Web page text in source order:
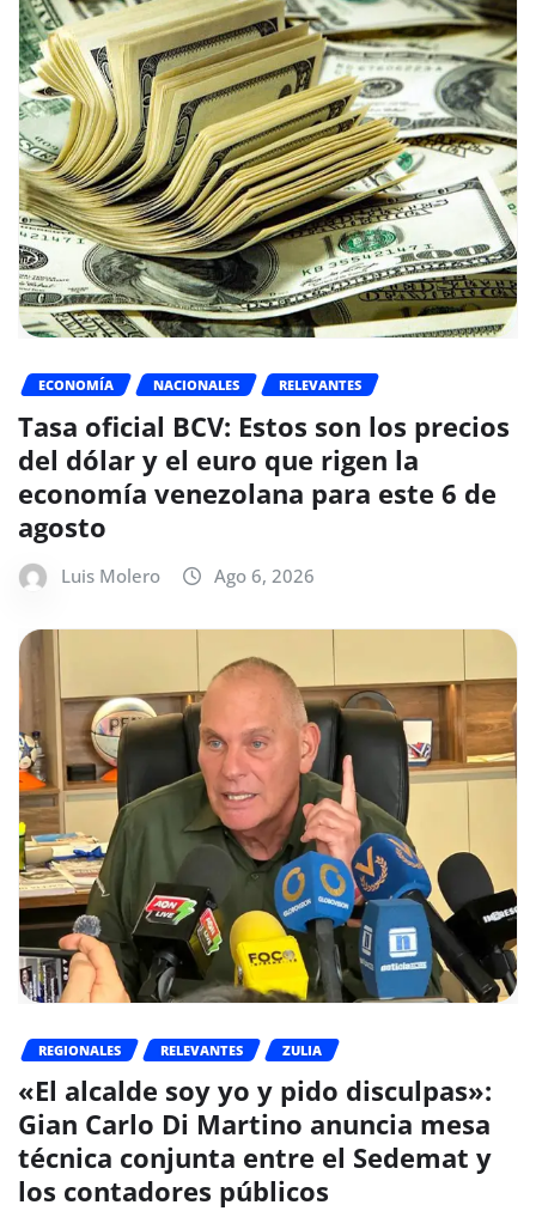
ECONOMÍA NACIONALES RELEVANTES
Tasa oficial BCV: Estos son los precios
del dólar y el euro que rigen la
economía venezolana para este 6 de
agosto
Luis Molero Ago 6, 2026
REGIONALES RELEVANTES ZULIA
«El alcalde soy yo y pido disculpas»:
Gian Carlo Di Martino anuncia mesa
técnica conjunta entre el Sedemat y
los contadores públicos